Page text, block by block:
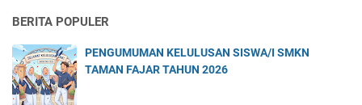
BERITA POPULER
PENGUMUMAN KELULUSAN SISWA/I SMKN
TAMAN FAJAR TAHUN 2026